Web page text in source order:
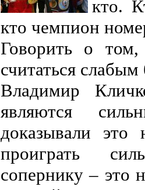
кто.
кто чемпион
Говорить о
считаться
Владимир
являются
доказывали
проиграть
сопернику – это